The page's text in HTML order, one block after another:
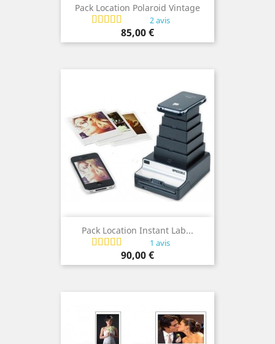
Pack Location Polaroid Vintage
2 avis
Prix
85,00 €
Pack Location Instant Lab...
1 avis
Prix
90,00 €